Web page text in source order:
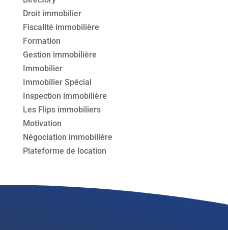
Droit immobilier
Fiscalité immobilière
Formation
Gestion immobilière
Immobilier
Immobilier Spécial
Inspection immobilière
Les Flips immobiliers
Motivation
Négociation immobilière
Plateforme de location